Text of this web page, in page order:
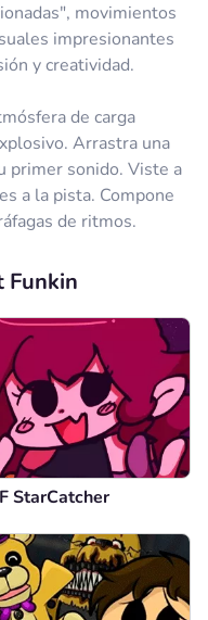
movimientos
impresionantes
y creatividad.
de carga
Arrastra una
primer sonido. Viste a
a la pista. Compone
de ritmos.
Funkin
StarCatcher